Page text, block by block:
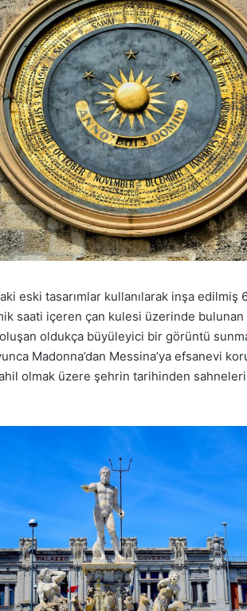
eski tasarımlar kullanılarak inşa edilmiş
saati içeren çan kulesi üzerinde
oldukça büyüleyici bir görüntü
Madonna’dan Messina’ya efsanevi
olmak üzere şehrin tarihinden